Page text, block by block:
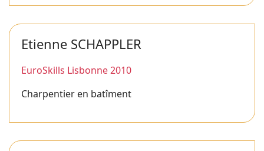
Etienne SCHAPPLER
EuroSkills Lisbonne 2010
Charpentier en batîment